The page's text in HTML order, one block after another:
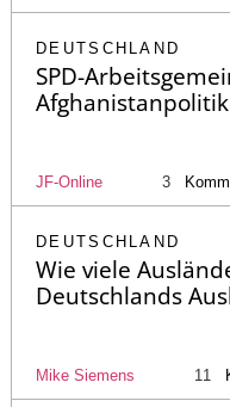
DEUTSCHLAND
SPD-
JF-Online 3
DEUTSCHLAND
Wie viele
Deutschlands
Mike Siemens 11